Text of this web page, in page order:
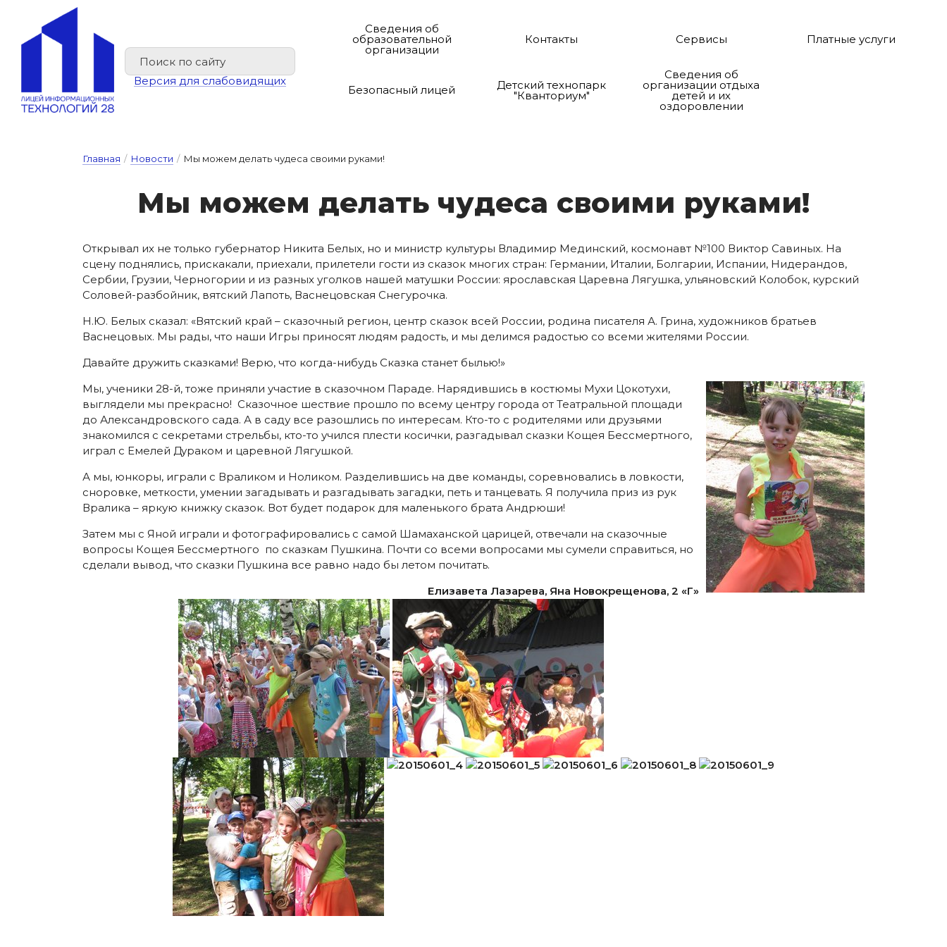
Версия для слабовидящих
Сведения об
образовательной
организации
Контакты Сервисы Платные услуги
Безопасный лицей Детский технопарк
"Кванториум"
Сведения об
организации отдыха
детей и их
оздоровлении
Главная / Новости / Мы можем делать чудеса своими руками!
Мы мо­жем де­лать чу­де­са сво­и­ми ру­ка­ми!
Открывал их не только губернатор Никита Белых, но и министр культуры Владимир Мединский, космонавт №100 Виктор Савиных. На
сцену поднялись, прискакали, приехали, прилетели гости из сказок многих стран: Германии, Италии, Болгарии, Испании, Нидерандов,
Сербии, Грузии, Черногории и из разных уголков нашей матушки России: ярославская Царевна Лягушка, ульяновский Колобок, курский
Соловей-разбойник, вятский Лапоть, Васнецовская Снегурочка.
Н.Ю. Белых сказал: «Вятский край – сказочный регион, центр сказок всей России, родина писателя А. Грина, художников братьев
Васнецовых. Мы рады, что наши Игры приносят людям радость, и мы делимся радостью со всеми жителями России.
Давайте дружить сказками! Верю, что когда-нибудь Сказка станет былью!»
Мы, ученики 28-й, тоже приняли участие в сказочном Параде. Нарядившись в костюмы Мухи Цокотухи,
выглядели мы прекрасно! Сказочное шествие прошло по всему центру города от Театральной площади
до Александровского сада. А в саду все разошлись по интересам. Кто-то с родителями или друзьями
знакомился с секретами стрельбы, кто-то учился плести косички, разгадывал сказки Кощея Бессмертного,
играл с Емелей Дураком и царевной Лягушкой.
А мы, юнкоры, играли с Враликом и Ноликом. Разделившись на две команды, соревновались в ловкости,
сноровке, меткости, умении загадывать и разгадывать загадки, петь и танцевать. Я получила приз из рук
Вралика – яркую книжку сказок. Вот будет подарок для маленького брата Андрюши!
Затем мы с Яной играли и фотографировались с самой Шамаханской царицей, отвечали на сказочные
вопросы Кощея Бессмертного по сказкам Пушкина. Почти со всеми вопросами мы сумели справиться, но
сделали вывод, что сказки Пушкина все равно надо бы летом почитать.
Елизавета Лазарева, Яна Новокрещенова, 2 «Г»